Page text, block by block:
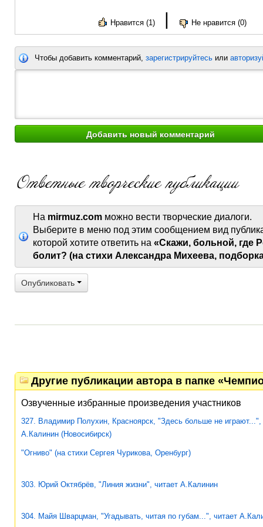
Нравится (1) | Не нравится (0)
Чтобы добавить комментарий, зарегистрируйтесь или
На mirmuz.com можно вести творческие диалоги.
Выберите в меню под этим сообщением вид
которой хотите ответить на «Скажи, больной, где
болит? (на стихи Александра Михеева,
Опубликовать
Другие публикации автора в папке
Озвученные избранные произведения участников
327. Владимир Полухин, Красноярск, "Здесь больше не играют...",
А.Калинин (Новосибирск)
"Огниво" (на стихи Сергея Чурикова, Оренбург)
303. Юрий Октябрёв, "Линия жизни", читает А.Калинин
304. Майя Шварцман, "Угадывать, читая по губам...", читает